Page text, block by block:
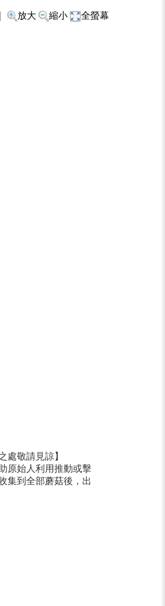
放大 縮小 全螢幕
處敬請見諒】
原始人利用推動或擊
集到全部蘑菇後，出